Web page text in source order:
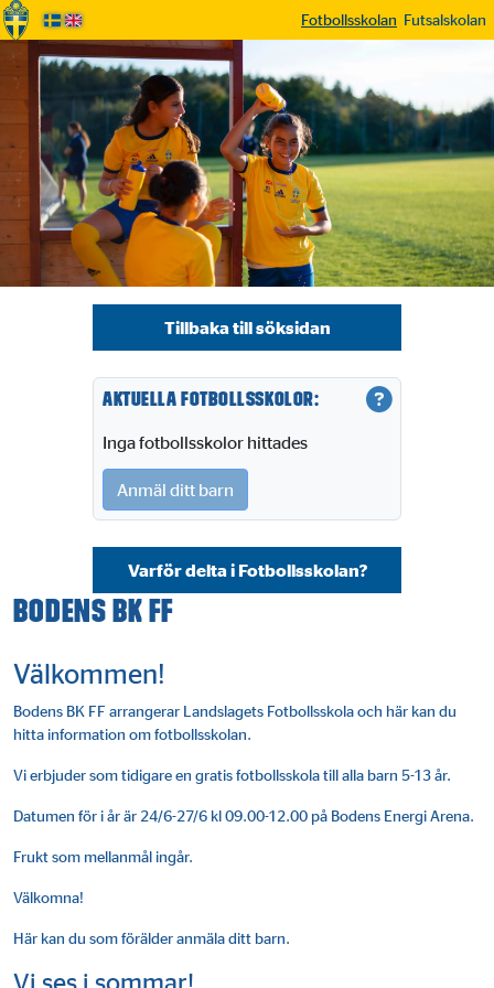
Fotbollsskolan Futsalskolan
Bodens BK FF
Välkommen!
Bodens BK FF arrangerar Landslagets Fotbollsskola och här kan du
hitta information om fotbollsskolan.
Vi erbjuder som tidigare en gratis fotbollsskola till alla barn 5-13 år.
Datumen för i år är 24/6-27/6 kl 09.00-12.00 på Bodens Energi Arena.
Frukt som mellanmål ingår.
Välkomna!
Här kan du som förälder anmäla ditt barn.
Vi ses i sommar!
Tillbaka till söksidan
Aktuella fotbollsskolor:
Inga fotbollsskolor hittades
Anmäl ditt barn
Varför delta i Fotbollsskolan?